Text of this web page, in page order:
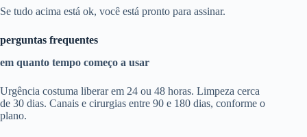
Se tudo acima está ok, você está pronto para assinar.
perguntas frequentes
em quanto tempo começo a usar
Urgência costuma liberar em 24 ou 48 horas. Limpeza cerca
de 30 dias. Canais e cirurgias entre 90 e 180 dias, conforme o
plano.